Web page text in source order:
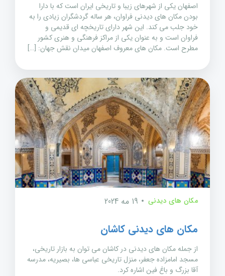
اصفهان یکی از شهرهای زیبا و تاریخی ایران است که با دارا
بودن مکان های دیدنی فراوان، هر ساله گردشگران زیادی را به
خود جلب می کند. این شهر دارای تاریخچه ای قدیمی و
فراوان است و به عنوان یکی از مراکز فرهنگی و هنری کشور
مطرح است. مکان های معروف اصفهان میدان نقش جهان: […]
مکان های دیدنی 19 مه 2024
مکان های دیدنی کاشان
از جمله مکان های دیدنی در کاشان می توان به بازار تاریخی،
مسجد امامزاده جعفر، منزل تاریخی عباسی ها، بصیریه، مدرسه
آقا بزرگ و باغ فین اشاره کرد.